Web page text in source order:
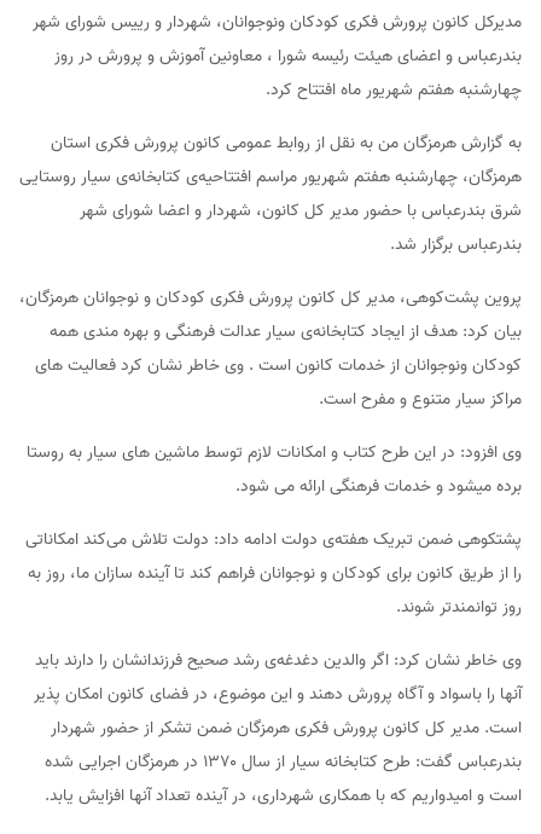
مدیرکل کانون پرورش فکری کودکان ونوجوانان، شهردار و رییس شورای شهر
بندرعباس و اعضای هیئت رئیسه شورا ، معاونین آموزش و پرورش در روز
چهارشنبه هفتم شهریور ماه افتتاح کرد.
به گزارش هرمزگان من به نقل از روابط عمومی کانون پرورش فکری استان
هرمزگان، چهارشنبه هفتم شهریور مراسم افتتاحیه‌ی کتابخانه‌ی سیار روستایی
شرق بندرعباس با حضور مدیر کل کانون، شهردار و اعضا شورای شهر
بندرعباس برگزار شد.
پروین پشت‌کوهی، مدیر کل کانون پرورش فکری کودکان و نوجوانان هرمزگان،
بیان کرد: هدف از ایجاد کتابخانه‌ی سیار عدالت فرهنگی و بهره مندی همه
کودکان ونوجوانان از خدمات کانون است . وی خاطر نشان کرد فعالیت های
مراکز سیار متنوع و مفرح است.
وی افزود: در این طرح کتاب و امکانات لازم توسط ماشین های سیار به روستا
برده میشود و خدمات فرهنگی ارائه می شود.
پشتکوهی ضمن تبریک هفته‌ی دولت ادامه داد: دولت تلاش می‌کند امکاناتی
را از طریق کانون برای کودکان و نوجوانان فراهم کند تا آینده سازان ما، روز به
روز توانمندتر شوند.
وی خاطر نشان کرد: اگر والدین دغدغه‌ی رشد صحیح فرزندانشان را دارند باید
آنها را باسواد و آگاه پرورش دهند و این موضوع، در فضای کانون امکان پذیر
است. مدیر کل کانون پرورش فکری هرمزگان ضمن تشکر از حضور شهردار
بندرعباس گفت: طرح کتابخانه سیار از سال ۱۳۷۰ در هرمزگان اجرایی شده
است و امیدواریم که با همکاری شهرداری، در آینده تعداد آنها افزایش یابد.